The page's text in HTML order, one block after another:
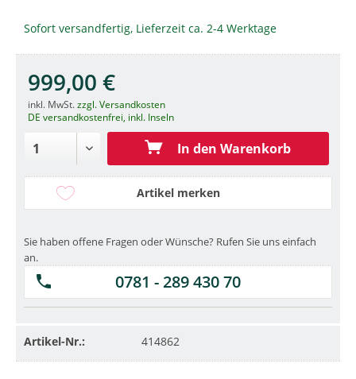
Sofort versandfertig, Lieferzeit ca. 2-4 Werktage
999,00 €
inkl. MwSt.zzgl. Versandkosten
DE versandkostenfrei, inkl. Inseln
In den Warenkorb
Artikel merken
Sie haben offene Fragen oder Wünsche? Rufen Sie uns einfach
an.
0781 - 289 430 70
Artikel-Nr.: 414862